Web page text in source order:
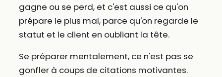
gagne ou se perd, et c'est aussi ce qu'on
prépare le plus mal, parce qu'on regarde le
statut et le client en oubliant la tête.
Se préparer mentalement, ce n'est pas se
gonfler à coups de citations motivantes.